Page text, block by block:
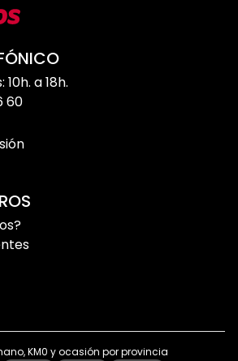
a 18h.
60
KM0 y ocasión por provincia